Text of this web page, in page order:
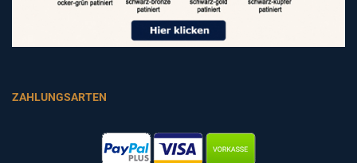
ZAHLUNGSARTEN